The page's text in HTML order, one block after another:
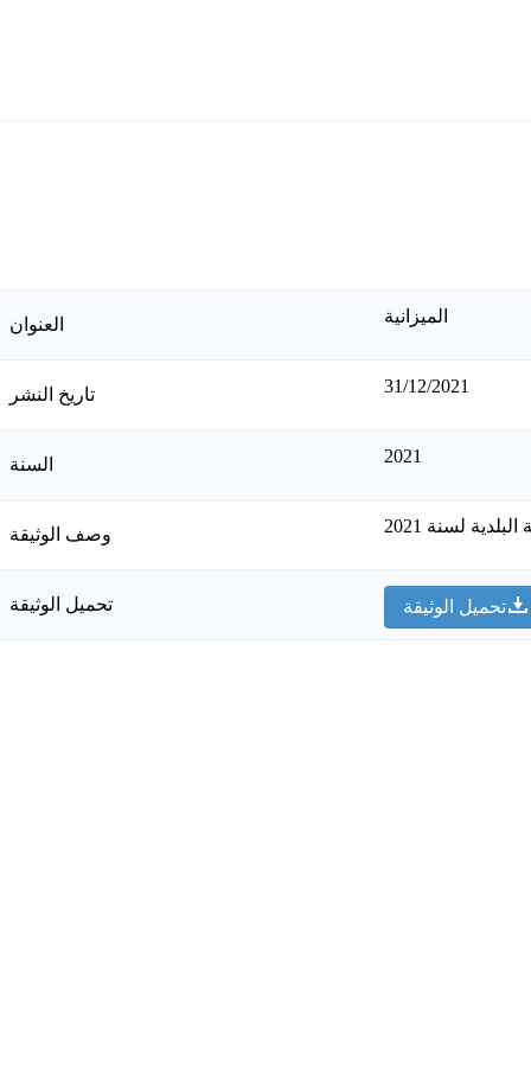
العنوان الميزانية
تاريخ النشر 31/12/2021
السنة 2021
وصف الوثيقة لسنة 2021
تحميل الوثيقة تحميل الوثيقة